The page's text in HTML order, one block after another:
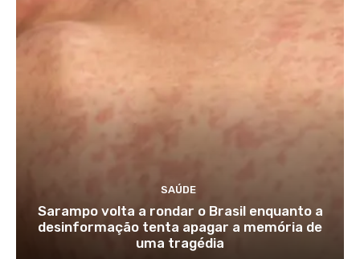
SAÚDE
Sarampo volta a rondar o Brasil enquanto a
desinformação tenta apagar a memória de
uma tragédia